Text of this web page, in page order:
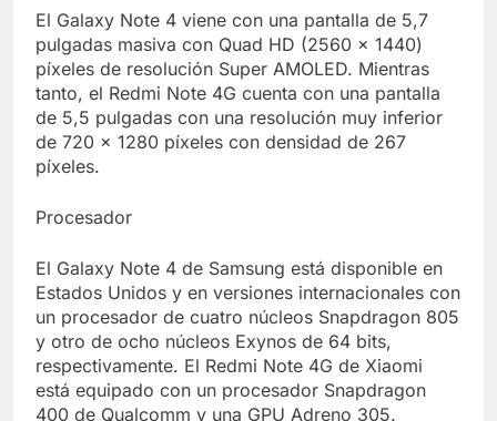
El Galaxy Note 4 viene con una pantalla de 5,7
pulgadas masiva con Quad HD (2560 x 1440)
píxeles de resolución Super AMOLED. Mientras
tanto, el Redmi Note 4G cuenta con una pantalla
de 5,5 pulgadas con una resolución muy inferior
de 720 x 1280 píxeles con densidad de 267
píxeles.
Procesador
El Galaxy Note 4 de Samsung está disponible en
Estados Unidos y en versiones internacionales con
un procesador de cuatro núcleos Snapdragon 805
y otro de ocho núcleos Exynos de 64 bits,
respectivamente. El Redmi Note 4G de Xiaomi
está equipado con un procesador Snapdragon
400 de Qualcomm y una GPU Adreno 305.